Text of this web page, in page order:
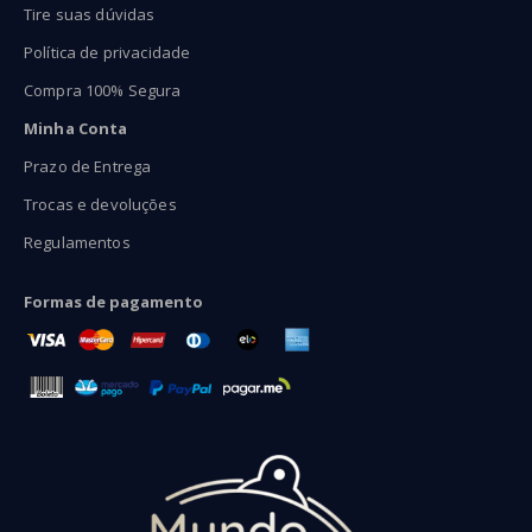
Tire suas dúvidas
Política de privacidade
Compra 100% Segura
Minha Conta
Prazo de Entrega
Trocas e devoluções
Regulamentos
Formas de pagamento